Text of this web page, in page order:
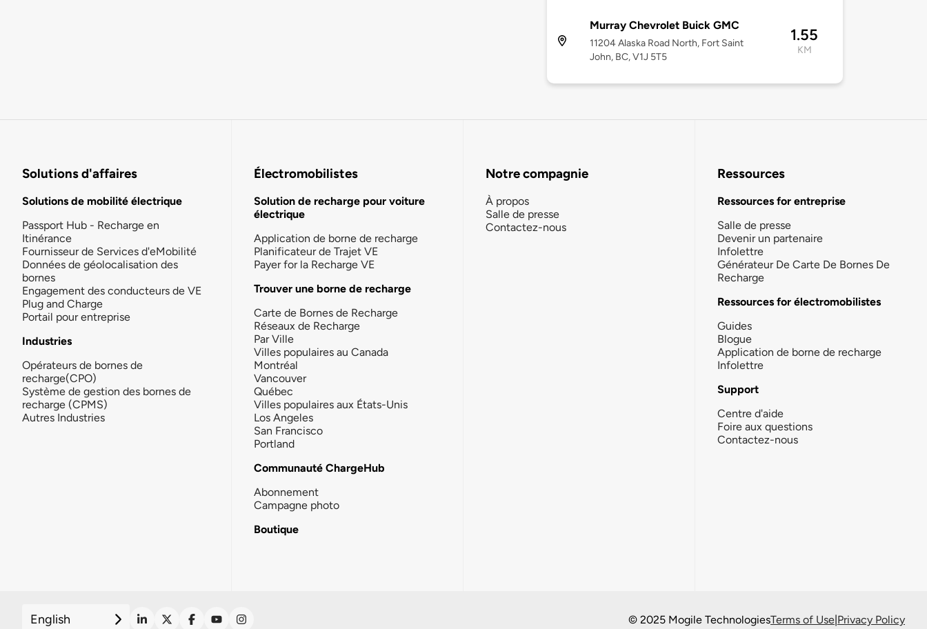
Murray Chevrolet Buick GMC
11204 Alaska Road North, Fort Saint
John, BC, V1J 5T5
1.55
KM
Solutions d'affaires
Solutions de mobilité électrique
Passport Hub - Recharge en
Itinérance
Fournisseur de Services d'eMobilité
Données de géolocalisation des
bornes
Engagement des conducteurs de VE
Plug and Charge
Portail pour entreprise
Industries
Opérateurs de bornes de
recharge(CPO)
Système de gestion des bornes de
recharge (CPMS)
Autres Industries
Électromobilistes
Solution de recharge pour voiture
électrique
Application de borne de recharge
Planificateur de Trajet VE
Payer for la Recharge VE
Trouver une borne de recharge
Carte de Bornes de Recharge
Réseaux de Recharge
Par Ville
Villes populaires au Canada
Montréal
Vancouver
Québec
Villes populaires aux États-Unis
Los Angeles
San Francisco
Portland
Communauté ChargeHub
Abonnement
Campagne photo
Boutique
Notre compagnie
À propos
Salle de presse
Contactez-nous
Ressources
Ressources for entreprise
Salle de presse
Devenir un partenaire
Infolettre
Générateur De Carte De Bornes De
Recharge
Ressources for électromobilistes
Guides
Blogue
Application de borne de recharge
Infolettre
Support
Centre d'aide
Foire aux questions
Contactez-nous
English © 2025 Mogile TechnologiesTerms of Use|Privacy Policy